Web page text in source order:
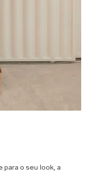
para o seu look, a